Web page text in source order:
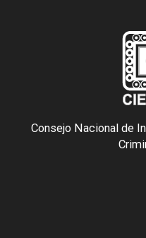
Consejo Nacional de